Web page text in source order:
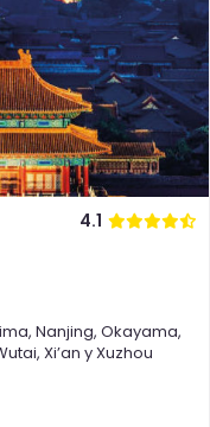
4.1
, Nanjing, Okayama,
, Xi’an yXuzhou